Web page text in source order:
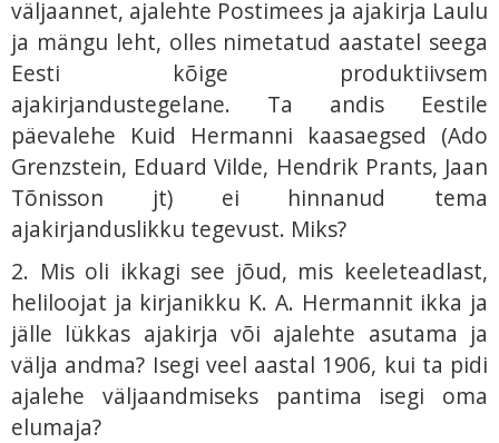
väljaannet, ajalehte Postimees ja ajakirja Laulu
ja mängu leht, olles nimetatud aastatel seega
Eesti kõige produktiivsem
ajakirjandustegelane. Ta andis Eestile
päevalehe Kuid Hermanni kaasaegsed (Ado
Grenzstein, Eduard Vilde, Hendrik Prants, Jaan
Tõnisson jt) ei hinnanud tema
ajakirjanduslikku tegevust. Miks?
2. Mis oli ikkagi see jõud, mis keeleteadlast,
heliloojat ja kirjanikku K. A. Hermannit ikka ja
jälle lükkas ajakirja või ajalehte asutama ja
välja andma? Isegi veel aastal 1906, kui ta pidi
ajalehe väljaandmiseks pantima isegi oma
elumaja?